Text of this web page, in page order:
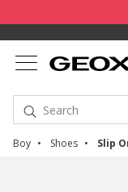
Boy Shoes Slip